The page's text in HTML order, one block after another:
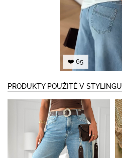
❤️ 65
PRODUKTY POUŽITÉ V STYLINGU